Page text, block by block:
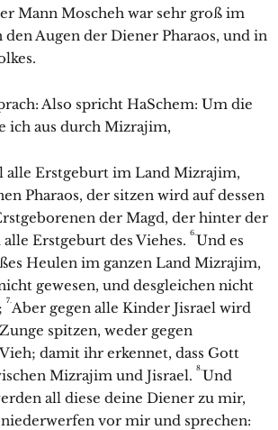
Mann Moscheh war sehr groß im
Augen der Diener Pharaos, und in
Also spricht HaSchem: Um die
ich aus durch Mizrajim,
alle Erstgeburt im Land Mizrajim,
Pharaos, der sitzen wird auf dessen
der Magd, der hinter der
Erstgeburt des Viehes. 6.Und es
Heulen im ganzen Land Mizrajim,
gewesen, und desgleichen nicht
7.Aber gegen alle Kinder Jisrael wird
spitzen, weder gegen
damit ihr erkennet, dass Gott
Mizrajim und Jisrael. 8.Und
all diese deine Diener zu mir,
vor mir und sprechen: